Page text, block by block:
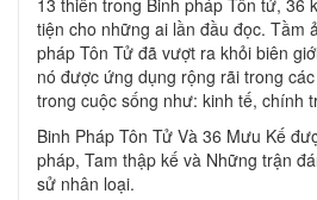
13 thiên trong Binh pháp Tôn tử, 36
tiện cho những ai lần đầu đọc. Tầm
pháp Tôn Tử đã vượt ra khỏi biên
nó được ứng dụng rộng rãi trong
trong cuộc sống như: kinh tế, chính
Binh Pháp Tôn Tử Và 36 Mưu Kế
pháp, Tam thập kế và Những trận
sử nhân loại.